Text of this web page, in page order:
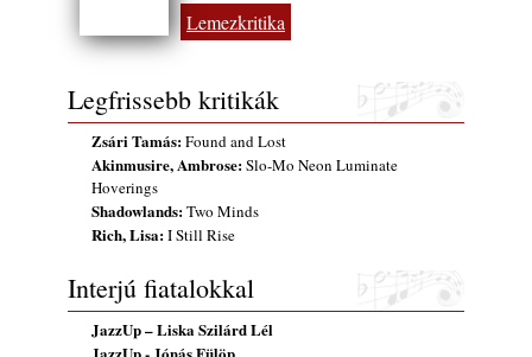
Lemezkritika
Legfrissebb kritikák
Zsári Tamás:Found and Lost
Akinmusire, Ambrose:Slo-Mo Neon Luminate
Hoverings
Shadowlands:Two Minds
Rich, Lisa:I Still Rise
Interjú fiatalokkal
JazzUp – Liska Szilárd Lél